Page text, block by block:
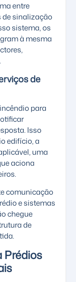
entre
de sinalização
sistema, os
à mesma
de
para
Isso
edifício, a
uma
aciona
comunicação
e sistemas
chegue
de
Prédios